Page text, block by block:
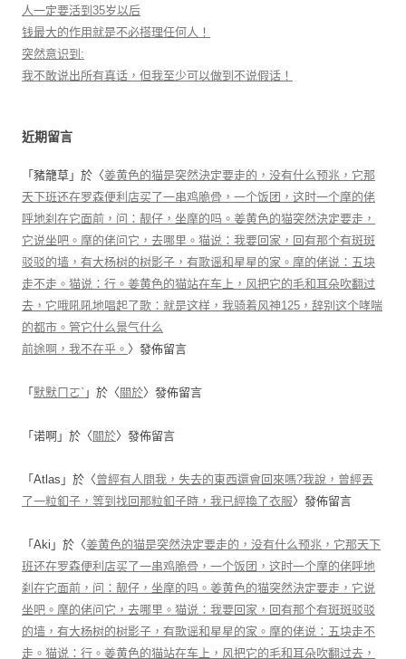
人一定要活到35岁以后
钱最大的作用就是不必搭理任何人！
突然意识到:
我不敢说出所有真话，但我至少可以做到不说假话！
近期留言
「 豬籠草 」於〈姜黄色的猫是突然決定要走的，没有什么预兆，它那
天下班还在罗森便利店买了一串鸡脆骨，一个饭团，这时一个摩的佬
呼地刹在它面前，问：靓仔，坐摩的吗。姜黄色的猫突然決定要走，
它说坐吧。摩的佬问它，去哪里。猫说：我要回家，回有那个有斑斑
驳驳的墙，有大杨树的树影子，有歌谣和星星的家。摩的佬说：五块
走不走。猫说：行。姜黄色的猫站在车上，风把它的毛和耳朵吹翻过
去，它哦吼吼地唱起了歌：就是这样，我骑着风神125，辞别这个哮喘
的都市。管它什么景气什么
前途啊，我不在乎。 〉發佈留言
「 默默ㄇㄛˋ 」於〈 關於〉發佈留言
「 诺啊 」於〈 關於〉發佈留言
「 Atlas 」於〈曾經有人問我，失去的東西還會回來嗎?我說，曾經丟
了一粒釦子，等到找回那粒釦子時，我已經換了衣服〉發佈留言
「 Aki 」於〈姜黄色的猫是突然決定要走的，没有什么预兆，它那天下
班还在罗森便利店买了一串鸡脆骨，一个饭团，这时一个摩的佬呼地
刹在它面前，问：靓仔，坐摩的吗。姜黄色的猫突然決定要走，它说
坐吧。摩的佬问它，去哪里。猫说：我要回家，回有那个有斑斑驳驳
的墙，有大杨树的树影子，有歌谣和星星的家。摩的佬说：五块走不
走。猫说：行。姜黄色的猫站在车上，风把它的毛和耳朵吹翻过去，